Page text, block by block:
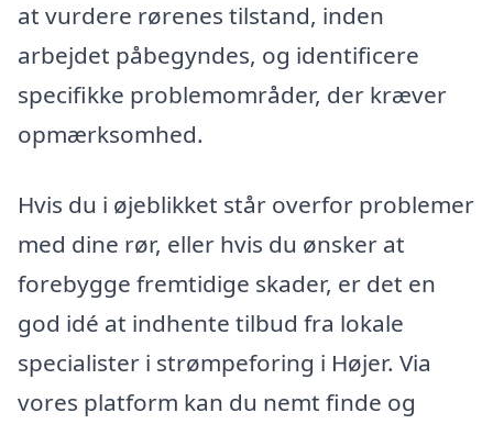
at vurdere rørenes tilstand, inden
arbejdet påbegyndes, og identificere
specifikke problemområder, der kræver
opmærksomhed.
Hvis du i øjeblikket står overfor problemer
med dine rør, eller hvis du ønsker at
forebygge fremtidige skader, er det en
god idé at indhente tilbud fra lokale
specialister i strømpeforing i Højer. Via
vores platform kan du nemt finde og